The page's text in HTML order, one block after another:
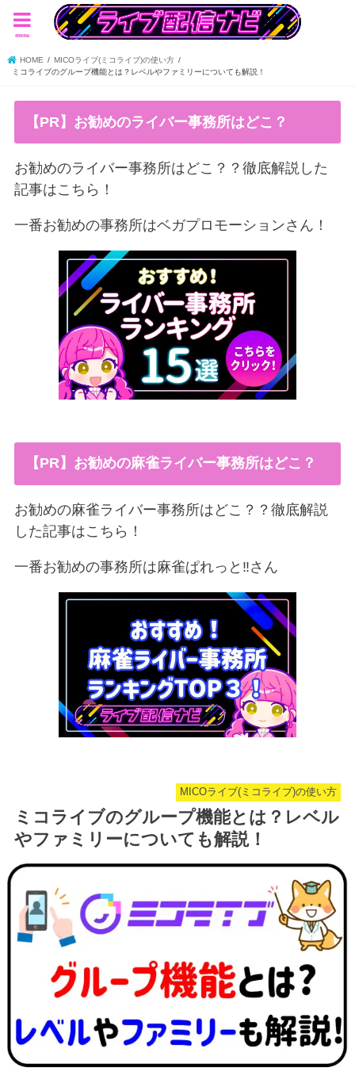
menu
HOME
MICOライブ(ミコライブ)の使い方
ミコライブのグループ機能とは？レベルやファミリーについても解説！
【PR】お勧めのライバー事務所はどこ？
お勧めのライバー事務所はどこ？？徹底解説した
記事はこちら！
一番お勧めの事務所はベガプロモーションさん！
【PR】お勧めの麻雀ライバー事務所はどこ？
お勧めの麻雀ライバー事務所はどこ？？徹底解説
した記事はこちら！
一番お勧めの事務所は麻雀ぱれっと‼︎さん
MICOライブ(ミコライブ)の使い方
ミコライブのグループ機能とは？レベル
やファミリーについても解説！